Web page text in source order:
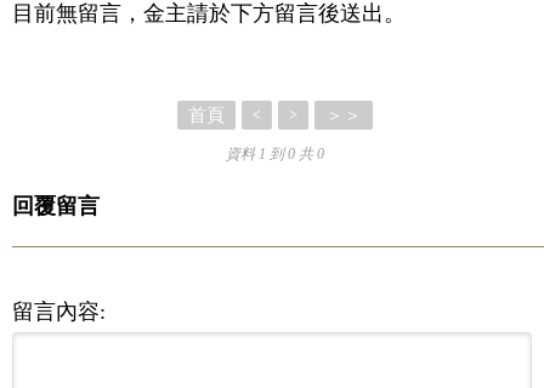
目前無留言，金主請於下方留言後送出。
首頁 < > ＞＞
資料 1 到 0 共 0
回覆留言
留言內容: